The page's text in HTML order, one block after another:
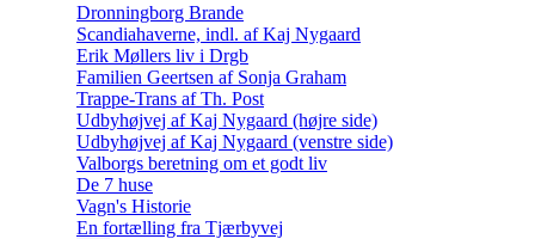
Dronningborg Brande
Scandiahaverne, indl. af Kaj Nygaard
Erik Møllers liv i Drgb
Familien Geertsen af Sonja Graham
Trappe-Trans af Th. Post
Udbyhøjvej af Kaj Nygaard (højre side)
Udbyhøjvej af Kaj Nygaard (venstre side)
Valborgs beretning om et godt liv
De 7 huse
Vagn's Historie
En fortælling fra Tjærbyvej